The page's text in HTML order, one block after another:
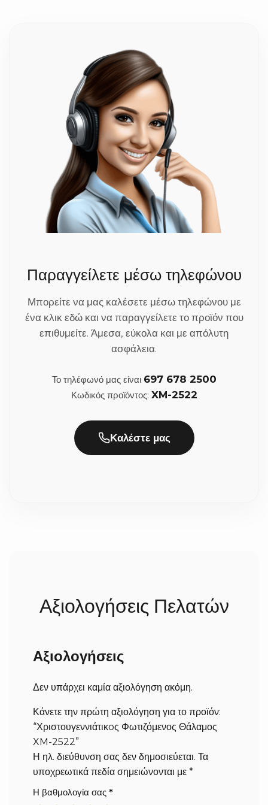
Βεβαίως, είναι μια υπέροχη ιδέα για τις γιορτές!
Μπορείτε να συμπληρώσετε τη διεύθυνση του
παραλήπτη στα στοιχεία αποστολής κατά την
ολοκλήρωση της παραγγελίας, και εμείς θα
φροντίσουμε να παραδοθεί σε μια πανέμορφη,
προσεγμένη συσκευασία δώρου.
Αλλοιώνονται τα μεταλλικά στοιχεία στα
διακοσμητικά με τον χρόνο;
Κάθε άλλο! Τα μεταλλικά στοιχεία που χρησιμοποιούμε
στα διακοσμητικά και τα γούρια μας έχουν υποστεί
ειδική επεξεργασία. Αυτό σημαίνει ότι αντέχουν
Πόσος είναι ο χρόνος παράδοσης κατά τις
περιόδους των γιορτών;
Παρ' όλο που τις περιόδους των εορτών (όπως τα
Χριστούγεννα ή το Πάσχα) ο όγκος των παραγγελιών
είναι αυξημένος, φροντίζουμε οι παραγγελίες σας να
Σας προτείνουμε ωστόσο να κάνετε τις αγορές σας
εγκαίρως, υπολογίζοντας και τις 1-3 ημέρες που
Παραγγείλετε μέσω τηλεφώνου
Μπορείτε να μας καλέσετε μέσω τηλεφώνου με
ένα κλικ εδώ και να παραγγείλετε το προϊόν που
επιθυμείτε. Άμεσα, εύκολα και με απόλυτη
ασφάλεια.
Το τηλέφωνό μας είναι 697 678 2500
Κωδικός προϊόντος: XM-2522
Καλέστε μας
Αξιολογήσεις Πελατών
Αξιολογήσεις
Δεν υπάρχει καμία αξιολόγηση ακόμη.
Κάνετε την πρώτη αξιολόγηση για το προϊόν:
“Χριστουγεννιάτικoς Φωτιζόμενος Θάλαμος
XM-2522”
Η ηλ. διεύθυνση σας δεν δημοσιεύεται. Τα
υποχρεωτικά πεδία σημειώνονται με *
Η βαθμολογία σας *